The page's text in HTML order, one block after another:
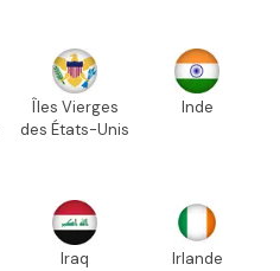
Îles Vierges
des États-Unis
Inde
Iraq Irlande